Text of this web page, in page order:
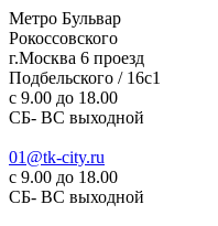
Метро Бульвар
Рокоссовского
г.Москва 6 проезд
Подбельского / 16с1
c 9.00 до 18.00
СБ- ВС выходной
01@tk-city.ru
c 9.00 до 18.00
СБ- ВС выходной